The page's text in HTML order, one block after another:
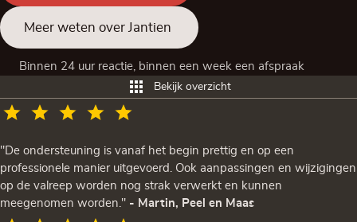
Meer weten over Jantien
Binnen 24 uur reactie, binnen een week een afspraak
Bekijk overzicht
"De ondersteuning is vanaf het begin prettig en op een
professionele manier uitgevoerd. Ook aanpassingen en wijzigingen
op de valreep worden nog strak verwerkt en kunnen
meegenomen worden." - Martin, Peel en Maas